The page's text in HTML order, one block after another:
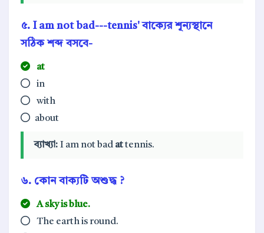
৫. I am not bad---tennis' বাক্যের শূন্যস্থানে
সঠিক শব্দ বসবে-
at
in
with
about
ব্যাখ্যা: I am not bad attennis.
৬. কোন বাক্যটি অশুদ্ধ ?
A sky is blue.
The earth is round.